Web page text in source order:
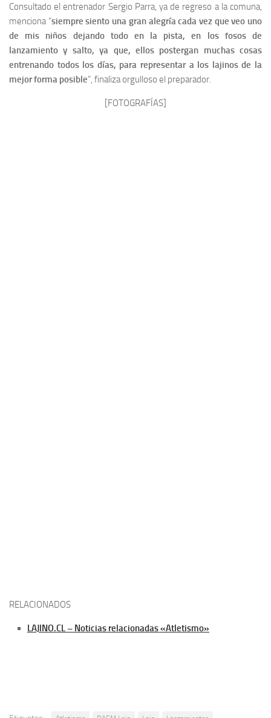
Consultado el entrenador Sergio Parra, ya de regreso a la comuna,
menciona “siempre siento una gran alegría cada vez que veo uno
de mis niños dejando todo en la pista, en los fosos de
lanzamiento y salto, ya que, ellos postergan muchas cosas
entrenando todos los días, para representar a los lajinos de la
mejor forma posible”, finaliza orgulloso el preparador.
[FOTOGRAFÍAS]
RELACIONADOS
LAJINO.CL – Noticias relacionadas «Atletismo»